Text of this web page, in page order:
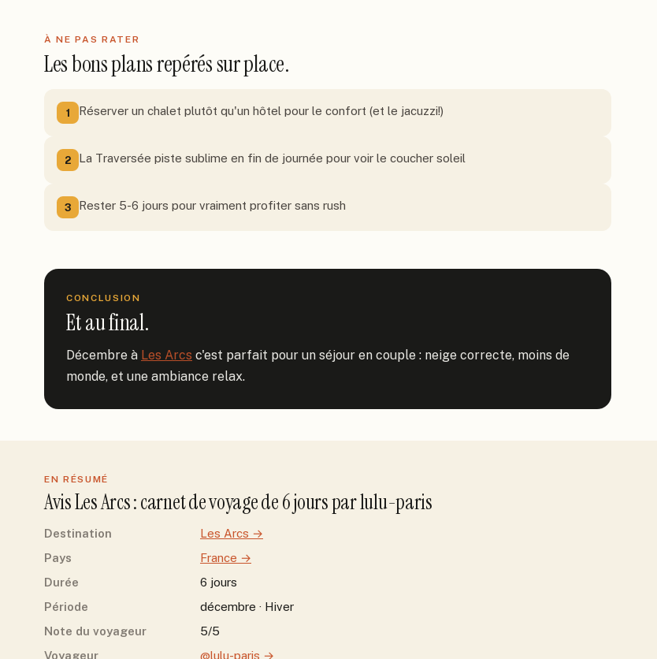
À NE PAS RATER
Les bons plans repérés sur place.
1 Réserver un chalet plutôt qu'un hôtel pour le confort (et le jacuzzi!)
2 La Traversée piste sublime en fin de journée pour voir le coucher soleil
3 Rester 5-6 jours pour vraiment profiter sans rush
CONCLUSION
Et au final.
Décembre à Les Arcs c'est parfait pour un séjour en couple : neige correcte, moins de
monde, et une ambiance relax.
EN RÉSUMÉ
AvisLes Arcs: carnet de voyage de6joursparlulu-paris
Destination Les Arcs →
Pays
France →
Durée
6 jours
Période
décembre · Hiver
Note du voyageur
5/5
Voyageur
@lulu-paris →